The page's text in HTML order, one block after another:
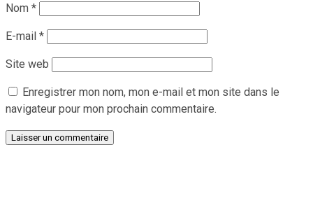
Nom *
E-mail *
Site web
Enregistrer mon nom, mon e-mail et mon site dans le
navigateur pour mon prochain commentaire.